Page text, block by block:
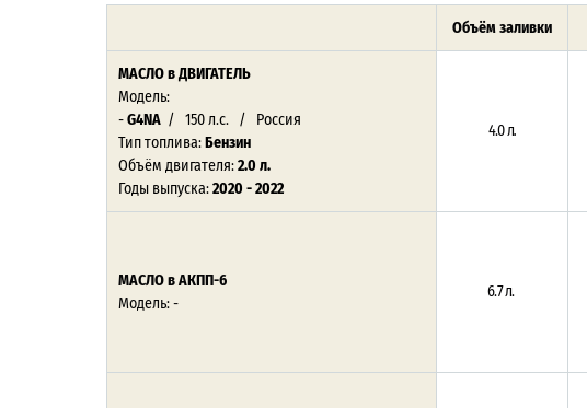
Объём заливки
МАСЛОв ДВИГАТЕЛЬ
Модель:
-G4NA / 150 л.с. / Россия
Тип топлива:Бензин
Объём двигателя:2.0 л.
Годы выпуска:2020 - 2022
4.0 л.
МАСЛО в АКПП-6
Модель: -
6.7 л.